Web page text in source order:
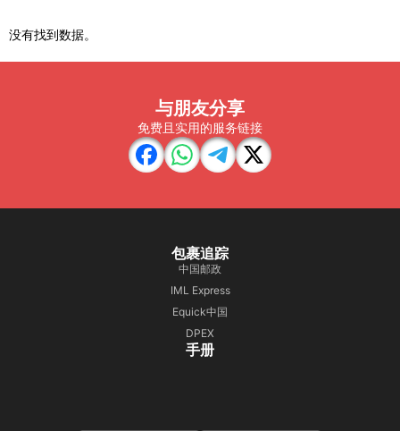
没有找到数据。
与朋友分享
免费且实用的服务链接
包裹追踪
中国邮政
IML Express
Equick中国
DPEX
手册